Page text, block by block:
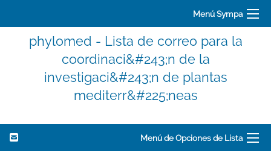
Menú Sympa
phylomed - Lista de correo para la
coordinaci&#243;n de la
investigaci&#243;n de plantas
mediterr&#225;neas
Menú de Opciones de Lista